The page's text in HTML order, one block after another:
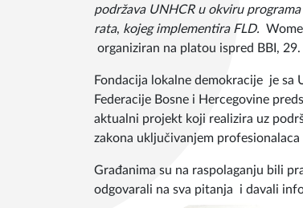
podržava UNHCR u okviru
rata, kojeg implementira FLD.
organiziran na platou ispred BBI,
Fondacija lokalne demokracije je sa
Federacije Bosne i Hercegovine
aktualni projekt koji realizira uz
zakona uključivanjem
Građanima su na raspolaganju bili
odgovarali na sva pitanja i davali